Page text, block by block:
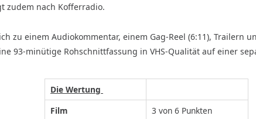
zudem nach Kofferradio.
zu einem Audiokommentar, einem Gag-Reel (6:11), Trailern
93-minütige Rohschnittfassung in VHS-Qualität auf einer
Die Wertung
Film
3 von 6 Punkten